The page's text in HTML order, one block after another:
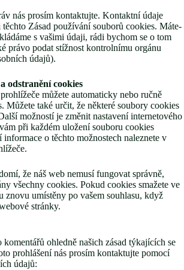
nás prosím kontaktujte. Kontaktní údaje
těchto Zásad používání souborů cookies. Máte-
s vašimi údaji, rádi bychom se o tom
právo podat stížnost kontrolnímu orgánu
údajů).
odstranění cookies
můžete automaticky nebo ručně
Můžete také určit, že některé soubory cookies
možností je změnit nastavení internetového
při každém uložení souboru cookies
o těchto možnostech naleznete v
že náš web nemusí fungovat správně,
všechny cookies. Pokud cookies smažete ve
znovu umístěny po vašem souhlasu, když
stránky.
ohledně našich zásad týkajících se
prohlášení nás prosím kontaktujte pomocí
údajů: